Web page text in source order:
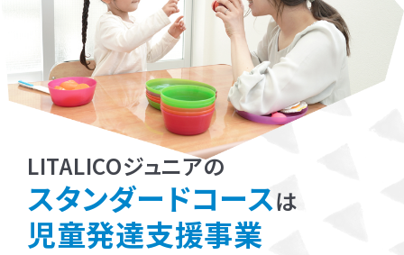
LITALICOジュニアの
スタンダードコースは
児童発達支援事業